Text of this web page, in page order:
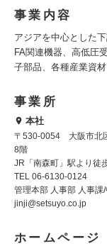
事業内容
アジアを中心とした
FA関連機器、高低圧
子部品、各種産業資材
事業所
本社
〒530-0054 大阪市北
8階
JR「南森町」駅より徒
TEL 06-6130-0124
管理本部 人事部 人事課
jinji@setsuyo.co.jp
ホームページ